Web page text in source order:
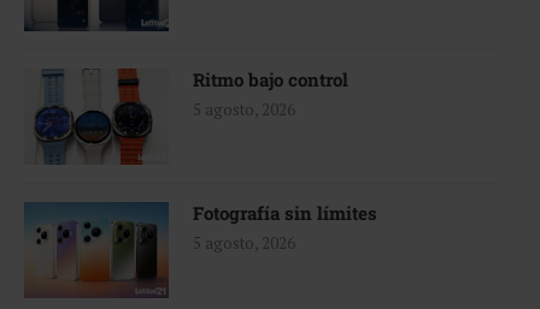
Ritmo bajo control
5 agosto, 2026
Fotografía sin límites
5 agosto, 2026